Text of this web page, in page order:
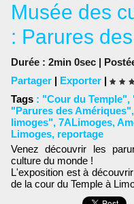
Musée des
: Parures
Durée : 2min 0sec |
Partager | Exporter |
Tags : "Cour du Temple",
"Parures des Amériques",
limoges", 7ALimoges,
Limoges, reportage
Venez découvrir les
culture du monde !
L'exposition est à
de la cour du Temple à